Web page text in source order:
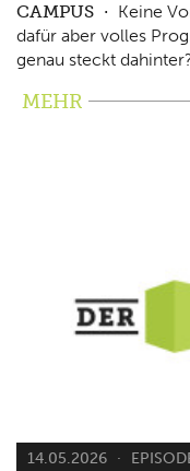
CAMPUS
Keine
dafür aber volles
genau steckt
MEHR
14.05.2026